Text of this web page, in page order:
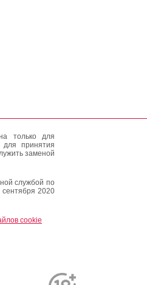
только для
принятия
заменой
службой по
2020
cookie